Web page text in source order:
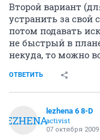
Второй вариант
устранить за свой
потом подавать
не быстрый в
некуда, то можно
ОТВЕТИТЬ
LEZHENA
lezhena 6 8-D
activist
07 октября 2009